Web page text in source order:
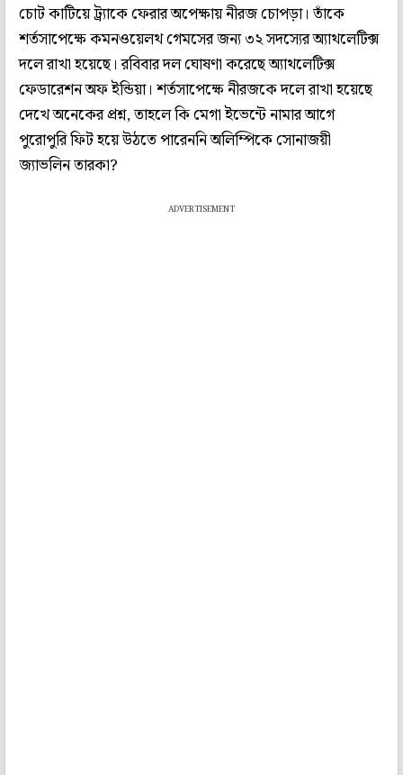
চোট কাটিয়ে ট্র্যাকে ফেরার অপেক্ষায় নীরজ চোপড়া। তাঁকে
শর্তসাপেক্ষে কমনওয়েলথ গেমসের জন্য ৩২ সদস্যের অ্যাথলেটিক্স
দলে রাখা হয়েছে। রবিবার দল ঘোষণা করেছে অ্যাথলেটিক্স
ফেডারেশন অফ ইন্ডিয়া। শর্তসাপেক্ষে নীরজকে দলে রাখা হয়েছে
দেখে অনেকের প্রশ্ন, তাহলে কি মেগা ইভেন্টে নামার আগে
পুরোপুরি ফিট হয়ে উঠতে পারেননি অলিম্পিকে সোনাজয়ী
জ্যাভলিন তারকা?
ADVERTISEMENT